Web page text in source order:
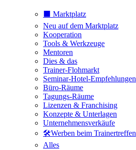
⬛️ Marktplatz
Neu auf dem Marktplatz
Kooperation
Tools & Werkzeuge
Mentoren
Dies & das
Trainer-Flohmarkt
Seminar-Hotel-Empfehlungen
Büro-Räume
Tagungs-Räume
Lizenzen & Franchising
Konzepte & Unterlagen
Unternehmensverkäufe
🛠️Werben beim Trainertreffen
Alles